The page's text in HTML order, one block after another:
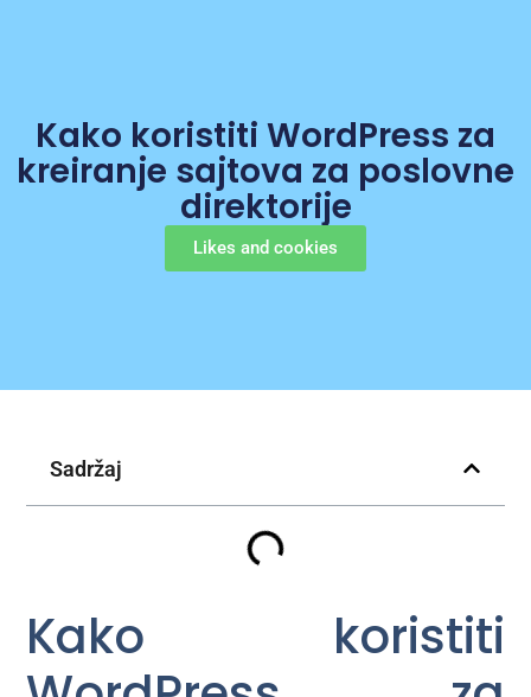
Kako koristiti WordPress za
kreiranje sajtova za poslovne
direktorije
Likes and cookies
Sadržaj
Kako koristiti